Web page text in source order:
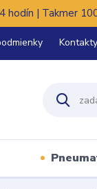
hodín | Takmer
Kontakty